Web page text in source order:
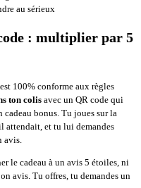
au sérieux
: multiplier par 5
100% conforme aux règles
ton colisavec un QR code qui
cadeau bonus. Tu joues sur la
et tu lui demandes
avis.
le cadeau à un avis 5 étoiles, ni
avis. Tu offres, tu demandes un